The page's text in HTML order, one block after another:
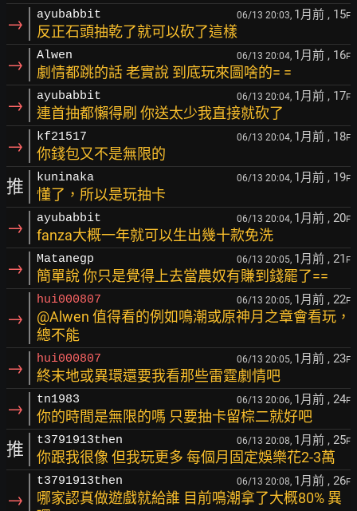
→ ayubabbit 06/13 20:03, 1月前 , 15F
反正石頭抽乾了就可以砍了這樣
→ Alwen 06/13 20:04, 1月前 , 16F
劇情都跳的話 老實說 到底玩來圖啥的= =
→ ayubabbit 06/13 20:04, 1月前 , 17F
連首抽都懶得刷 你送太少我直接就砍了
→ kf21517 06/13 20:04, 1月前 , 18F
你錢包又不是無限的
推 kuninaka 06/13 20:04, 1月前 , 19F
懂了，所以是玩抽卡
→ ayubabbit 06/13 20:04, 1月前 , 20F
fanza大概一年就可以生出幾十款免洗
→ Matanegp 06/13 20:05, 1月前 , 21 F
簡單說 你只是覺得上去當農奴有賺到錢罷了==
→
hui000807 06/13 20:05, 1月前 , 22F
@Alwen 值得看的例如鳴潮或原神月之章會看玩，
總不能
→ hui000807 06/13 20:05, 1月前 , 23F
終末地或異環還要我看那些雷霆劇情吧
→ tn1983 06/13 20:06, 1月前 , 24F
你的時間是無限的嗎 只要抽卡留棕二就好吧
推 t3791913then 06/13 20:08, 1月前 , 25F
你跟我很像 但我玩更多 每個月固定娛樂花2-3萬
→
t3791913then 06/13 20:08, 1月前 , 26F
哪家認真做遊戲就給誰 目前鳴潮拿了大概80% 異